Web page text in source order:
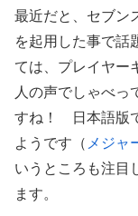
最近だと、セブン
を起用した事で話
ては、プレイヤー
人の声でしゃべっ
すね！ 日本語版
ようです（ メジャ
いうところも注目
ます。